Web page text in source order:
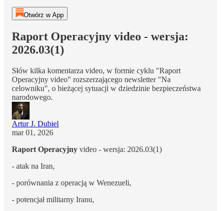
Otwórz w App
Raport Operacyjny video - wersja:
2026.03(1)
Słów kilka komentarza video, w formie cyklu "Raport
Operacyjny video" rozszerzającego newsletter "Na
celowniku", o bieżącej sytuacji w dziedzinie bezpieczeństwa
narodowego.
Artur J. Dubiel
mar 01, 2026
Raport Operacyjny video - wersja: 2026.03(1)
- atak na Iran,
- porównania z operacją w Wenezueli,
- potencjał militarny Iranu,